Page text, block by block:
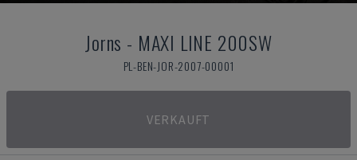
Jorns - MAXI LINE 200SW
PL-BEN-JOR-2007-00001
VERKAUFT